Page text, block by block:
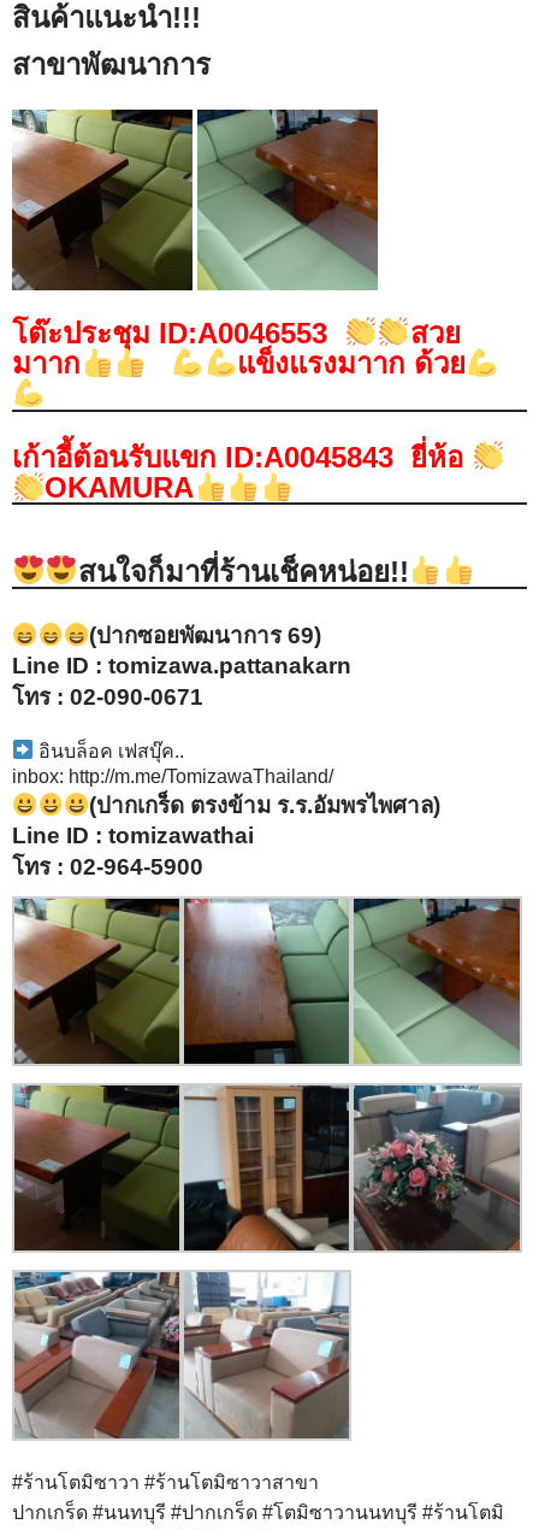
สินค้าแนะนำ!!!
สาขาพัฒนาการ
โต๊ะประชุม ID:A0046553
สวย
มาาก
แข็งแรงมาาก ด้วย
เก้าอี้ต้อนรับแขก ID:A0045843 ยี่ห้อ
OKAMURA
สนใจก็มาที่ร้านเช็คหน่อย!!
(ปากซอยพัฒนาการ 69)
Line ID : tomizawa.pattanakarn
โทร : 02-090-0671
อินบล็อค เฟสบุ๊ค..
inbox: http://m.me/TomizawaThailand/
(ปากเกร็ด ตรงข้าม ร.ร.อัมพรไพศาล)
Line ID : tomizawathai
โทร : 02-964-5900
#ร้านโตมิซาวา #ร้านโตมิซาวาสาขา
ปากเกร็ด #นนทบุรี #ปากเกร็ด #โตมิซาวานนทบุรี #ร้านโตมิ